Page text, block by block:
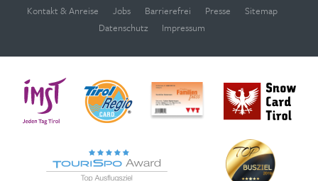
Kontakt & Anreise Jobs Barrierefrei Presse
Sitemap
Datenschutz
Impressum